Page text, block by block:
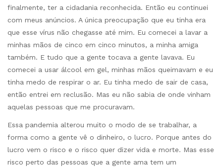
finalmente, ter a cidadania reconhecida. Então eu continuei
com meus anúncios. A única preocupação que eu tinha era
que esse vírus não chegasse até mim. Eu comecei a lavar a
minhas mãos de cinco em cinco minutos, a minha amiga
também. E tudo que a gente tocava a gente lavava. Eu
comecei a usar álcool em gel, minhas mãos queimavam e eu
tinha medo de respirar o ar. Eu tinha medo de sair de casa,
então entrei em reclusão. Mas eu não sabia de onde vinham
aquelas pessoas que me procuravam.
Essa pandemia alterou muito o modo de se trabalhar, a
forma como a gente vê o dinheiro, o lucro. Porque antes do
lucro vem o risco e o risco quer dizer vida e morte. Mas esse
risco perto das pessoas que a gente ama tem um